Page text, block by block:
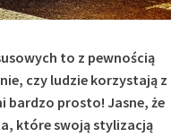
to z pewnością
czy ludzie korzystają z
bardzo prosto! Jasne, że
które swoją stylizacją